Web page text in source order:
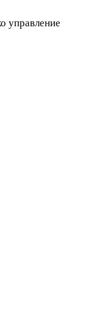
управление